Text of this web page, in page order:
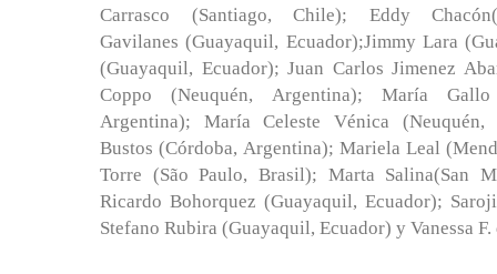
Carrasco (Santiago, Chile); Eddy
Gavilanes (Guayaquil, Ecuador);Jimmy Lara
(Guayaquil, Ecuador); Juan Carlos Jimenez
Coppo (Neuquén, Argentina); María
Argentina); María Celeste Vénica
Bustos (Córdoba, Argentina); Mariela Leal
Torre (São Paulo, Brasil); Marta Salina(San
Ricardo Bohorquez (Guayaquil, Ecuador);
Stefano Rubira (Guayaquil, Ecuador) y Vanessa